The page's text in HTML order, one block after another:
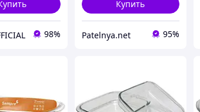
98%
Купить
Patelnya.net 95%